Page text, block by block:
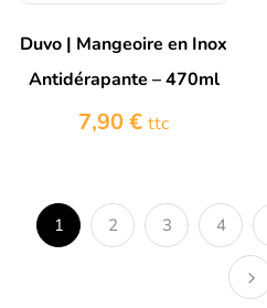
Duvo | Mangeoire en Inox
Antidérapante – 470ml
7,90€ ttc
1 2 3 4